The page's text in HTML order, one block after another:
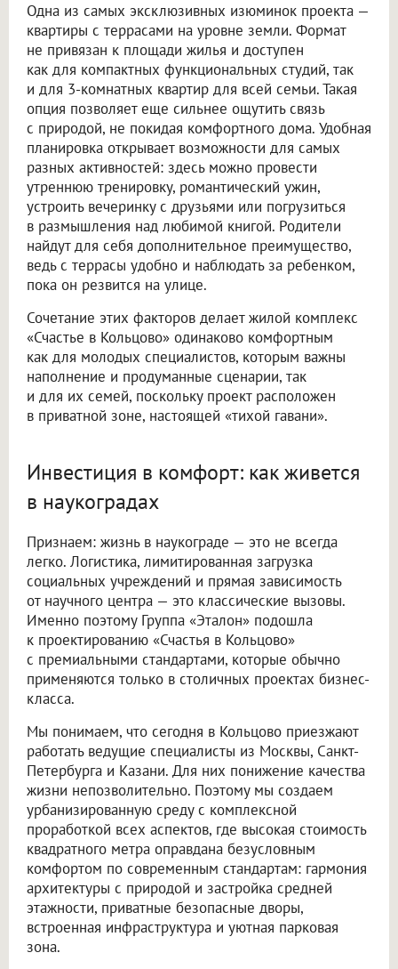
Одна из самых эксклюзивных изюминок проекта —
квартиры с террасами на уровне земли. Формат
не привязан к площади жилья и доступен
как для компактных функциональных студий, так
и для 3-комнатных квартир для всей семьи. Такая
опция позволяет еще сильнее ощутить связь
с природой, не покидая комфортного дома. Удобная
планировка открывает возможности для самых
разных активностей: здесь можно провести
утреннюю тренировку, романтический ужин,
устроить вечеринку с друзьями или погрузиться
в размышления над любимой книгой. Родители
найдут для себя дополнительное преимущество,
ведь с террасы удобно и наблюдать за ребенком,
пока он резвится на улице.
Сочетание этих факторов делает жилой комплекс
«Счастье в Кольцово» одинаково комфортным
как для молодых специалистов, которым важны
наполнение и продуманные сценарии, так
и для их семей, поскольку проект расположен
в приватной зоне, настоящей «тихой гавани».
Инвестиция в комфорт: как живется
в наукоградах
Признаем: жизнь в наукограде — это не всегда
легко. Логистика, лимитированная загрузка
социальных учреждений и прямая зависимость
от научного центра — это классические вызовы.
Именно поэтому Группа «Эталон» подошла
к проектированию «Счастья в Кольцово»
с премиальными стандартами, которые обычно
применяются только в столичных проектах бизнес-
класса.
Мы понимаем, что сегодня в Кольцово приезжают
работать ведущие специалисты из Москвы, Санкт-
Петербурга и Казани. Для них понижение качества
жизни непозволительно. Поэтому мы создаем
урбанизированную среду с комплексной
проработкой всех аспектов, где высокая стоимость
квадратного метра оправдана безусловным
комфортом по современным стандартам: гармония
архитектуры с природой и застройка средней
этажности, приватные безопасные дворы,
встроенная инфраструктура и уютная парковая
зона.